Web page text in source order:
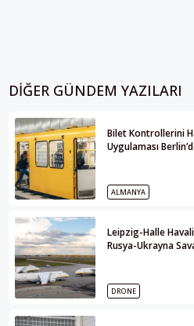
DIĞER GÜNDEM YAZILARI
Bilet Kontrollerini
Uygulaması
ALMANYA
Leipzig-Halle
Rusya-Ukrayna
DRONE